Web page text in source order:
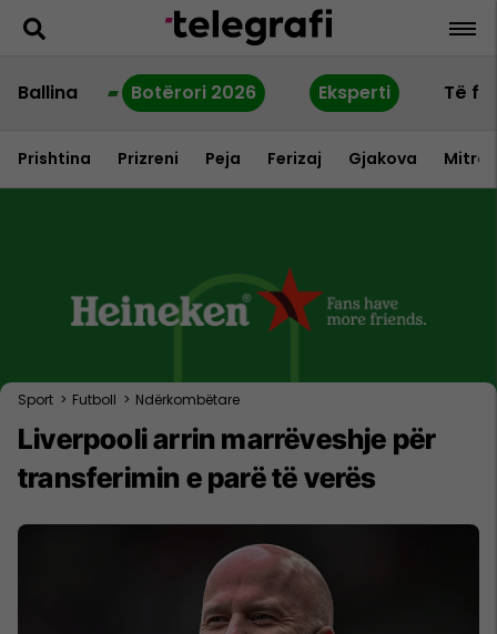
Ballina Botërori 2026 Eksperti Të
Prishtina Prizreni Peja Ferizaj Gjakova
Sport > Futboll > Ndërkombëtare
Liverpooli arrin marrëveshje për
transferimin e parë të verës